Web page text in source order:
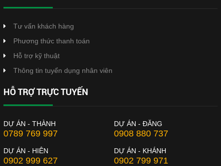
Tư vấn khách hàng
Phương thức thanh toán
Hỗ trợ kỹ thuật
Thông tin tuyển dụng nhân viên
HỖ TRỢ TRỰC TUYẾN
DỰ ÁN - THÀNH
0789 769 997
DỰ ÁN - ĐĂNG
0908 880 737
DỰ ÁN - HIÊN
0902 999 627
DỰ ÁN - KHÁNH
0902 799 971